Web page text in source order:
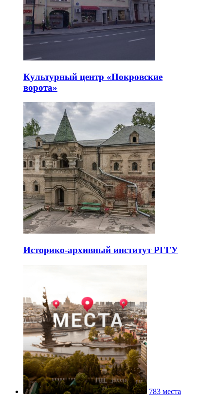
Культурный центр «Покровские
ворота»
Историко-архивный институт РГГУ
783 места